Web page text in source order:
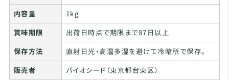
内容量
1kg
賞味期限
出荷日時点で期限まで87日以上
保存方法
直射日光・高温多湿を避けて冷暗所で保存。
販売者
バイオシード（東京都台東区）